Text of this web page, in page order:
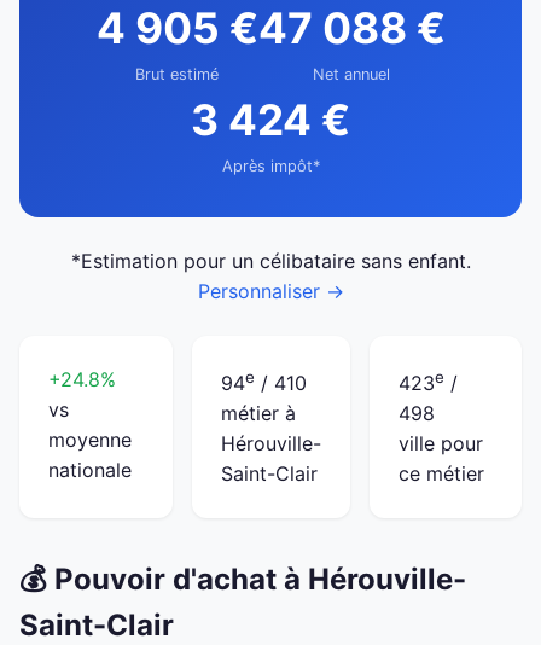
4 905 €
Brut estimé
47 088 €
Net annuel
3 424 €
Après impôt*
*Estimation pour un célibataire sans enfant.
Personnaliser →
+24.8%
vs
moyenne
nationale
94e / 410
métier à
Hérouville-
Saint-Clair
423e /
498
ville pour
ce métier
💰 Pouvoir d'achat à Hérouville-
Saint-Clair